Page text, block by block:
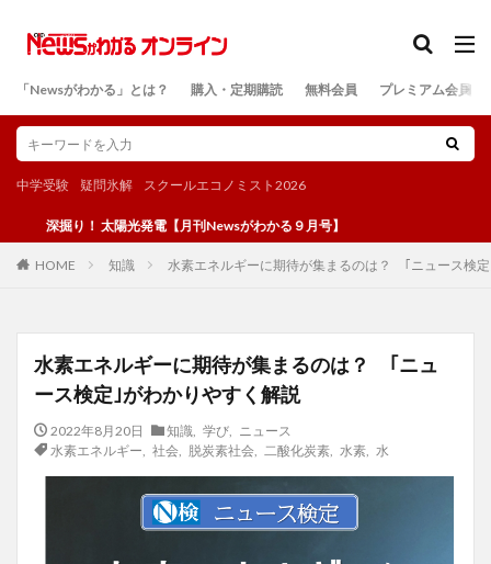
「Newsがわかる」とは？ 購入・定期購読 無料会員 プレミアム会員
中学受験 疑問氷解 スクールエコノミスト2026
り！ 太陽光発電【月刊Newsがわかる９月号】
HOME 知識 水素エネルギーに期待が集まるのは？ ｢ニュース検
水素エネルギーに期待が集まるのは？ ｢ニュ
ース検定｣がわかりやすく解説
2022年8月20日 知識 学び
ニュース
水素エネルギー
社会, 脱炭素社会, 二酸化炭素, 水素, 水
検索